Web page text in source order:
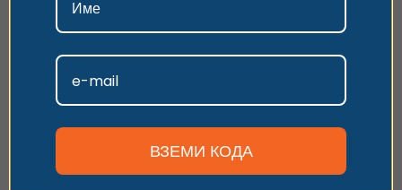
Как да използвам ваучера?
Избери най-подходящия за
теб вариант
Приемам
ВЗЕМИ КОДА